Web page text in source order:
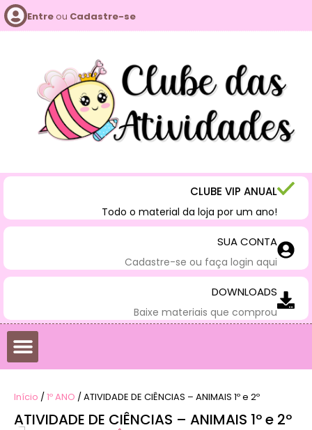
Entreou Cadastre-se
CLUBE VIP ANUAL
Todo o material da loja por um ano!
SUA CONTA
Cadastre-se ou faça login aqui
DOWNLOADS
Baixe materiais que comprou
Início /1º ANO / ATIVIDADE DE CIÊNCIAS – ANIMAIS 1º e 2º
ATIVIDADE DE CIÊNCIAS – ANIMAIS 1º e 2º